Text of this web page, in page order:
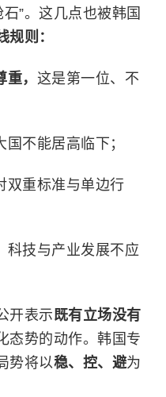
”。这几点也被韩国
规则：
， 这是第一位、不
国不能居高临下；
双重标准与单边行
科技与产业发展不应
开表示既有立场没有
态势的动作。韩国专
势将以稳、控、避为